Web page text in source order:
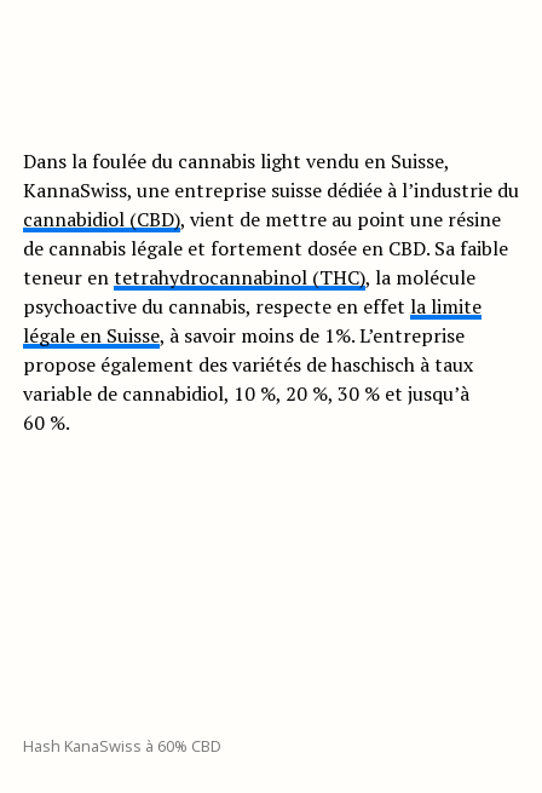
Dans la foulée du cannabis light vendu en Suisse,
KannaSwiss, une entreprise suisse dédiée à l’industrie du
cannabidiol (CBD), vient de mettre au point une résine
de cannabis légale et fortement dosée en CBD. Sa faible
teneur entetrahydrocannabinol (THC), la molécule
psychoactive du cannabis, respecte en effet la limite
légale en Suisse, à savoir moins de 1%. L’entreprise
propose également des variétés de haschisch à taux
variable de cannabidiol, 10 %, 20 %, 30 % et jusqu’à
60 %.
Hash KanaSwiss à 60% CBD